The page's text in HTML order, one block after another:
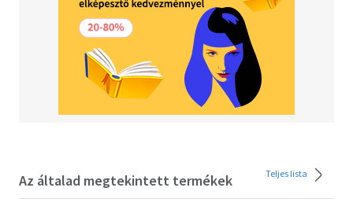
Az általad megtekintett termékek Teljes lista